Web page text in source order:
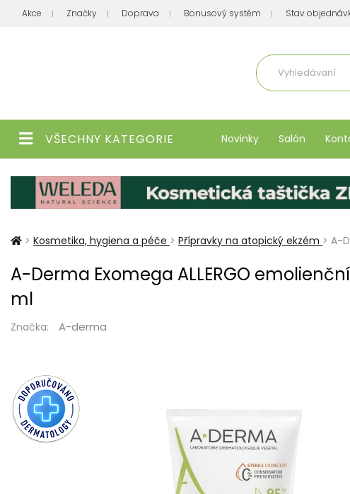
Akce Značky Doprava Bonusový systém Stav
VŠECHNY KATEGORIE Novinky Salón
> Kosmetika, hygiena a péče > Přípravky na atopický ekzém > A-
A-Derma Exomega ALLERGO
ml
Značka: A-derma